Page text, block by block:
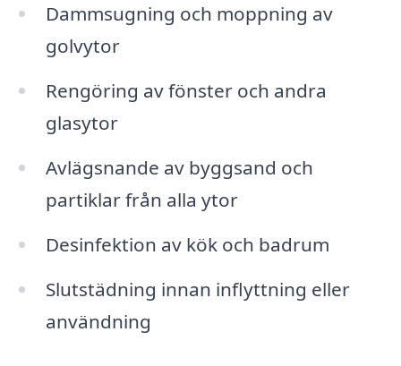
Dammsugning och moppning av
golvytor
Rengöring av fönster och andra
glasytor
Avlägsnande av byggsand och
partiklar från alla ytor
Desinfektion av kök och badrum
Slutstädning innan inflyttning eller
användning